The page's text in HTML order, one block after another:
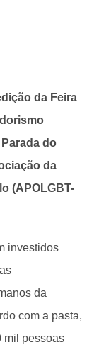
da Feira
do
da
(APOLGBT-
investidos
da
com a pasta,
mil pessoas